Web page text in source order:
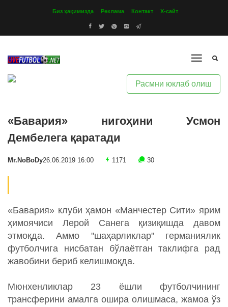
Биз ҳақимизда Реклама Контакт Х-сайт
Расмни юклаб олиш
«Бавария» нигоҳини Усмон
Дембелега қаратади
Mr.NoBoDy26.06.2019 16:00 1171 30
«Бавария» клуби ҳамон «Манчестер Сити» ярим
ҳимоячиси Лерой Санега қизиқишда давом
этмоқда. Аммо "шаҳарликлар" германиялик
футболчига нисбатан бўлаётган таклифга рад
жавобини бериб келишмоқда.
Мюнхенликлар 23 ёшли футболчининг
трансферини амалга ошира олишмаса, жамоа ўз